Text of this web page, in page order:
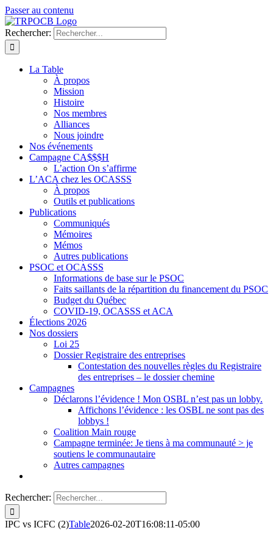
Passer au contenu
Rechercher:
La Table
À propos
Mission
Histoire
Nos membres
Alliances
Nous joindre
Nos événements
Campagne CA$$$H
L’action On s’affirme
L’ACA chez les OCASSS
À propos
Outils et publications
Publications
Communiqués
Mémoires
Mémos
Autres publications
PSOC et OCASSS
Informations de base sur le PSOC
Faits saillants de la répartition du financement du PSOC
Budget du Québec
COVID-19, OCASSS et ACA
Élections 2026
Nos dossiers
Loi 25
Dossier Registraire des entreprises
Contestation des nouvelles règles du Registraire
des entreprises – le dossier chemine
Campagnes
Déclarons l’évidence ! Mon OSBL n’est pas un lobby.
Affichons l’évidence : les OSBL ne sont pas des
lobbys !
Coalition Main rouge
Campagne terminée: Je tiens à ma communauté > je
soutiens le communautaire
Autres campagnes
Rechercher:
IPC vs ICFC (2)Table2026-02-20T16:08:11-05:00